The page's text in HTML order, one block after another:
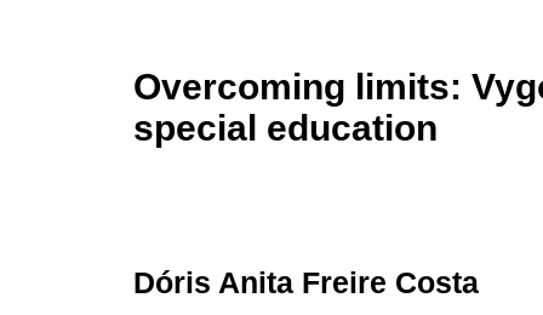
Overcoming limits:
special education
Dóris Anita Freire Costa